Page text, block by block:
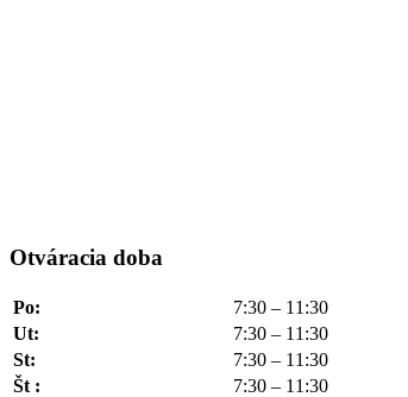
Otváracia doba
Po: 7:30 – 11:30
Ut:
7:30 – 11:30
St:
7:30 – 11:30
Št :
7:30 – 11:30